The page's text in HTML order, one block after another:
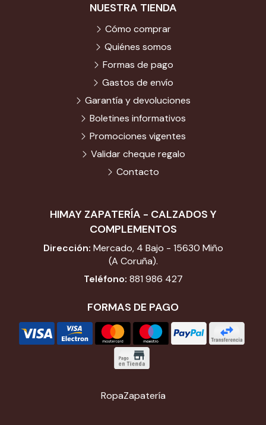
HIMAY ZAPATERÍA - CALZADOS Y
COMPLEMENTOS
Dirección: Mercado, 4 Bajo - 15630 Miño
(A Coruña).
Teléfono: 881 986 427
FORMAS DE PAGO
NUESTRA TIENDA
Cómo comprar
Quiénes somos
Formas de pago
Gastos de envío
Garantía y devoluciones
Boletines informativos
Promociones vigentes
Validar cheque regalo
Contacto
RopaZapatería